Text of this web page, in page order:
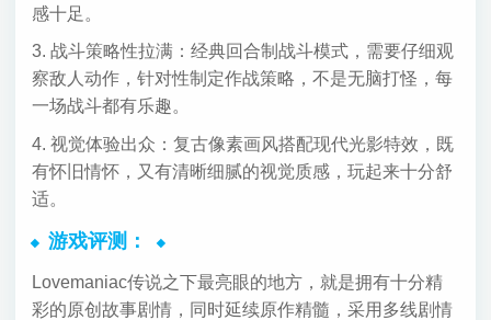
感十足。
3. 战斗策略性拉满：经典回合制战斗模式，需要仔细观
察敌人动作，针对性制定作战策略，不是无脑打怪，每
一场战斗都有乐趣。
4. 视觉体验出众：复古像素画风搭配现代光影特效，既
有怀旧情怀，又有清晰细腻的视觉质感，玩起来十分舒
适。
游戏评测：
Lovemaniac传说之下最亮眼的地方，就是拥有十分精
彩的原创故事剧情，同时延续原作精髓，采用多线剧情